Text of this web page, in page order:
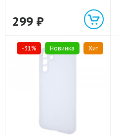
299 ₽
-31% Новинка Хит